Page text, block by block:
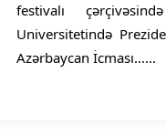
festivalı
Universitetində
Azərbaycan İcması......